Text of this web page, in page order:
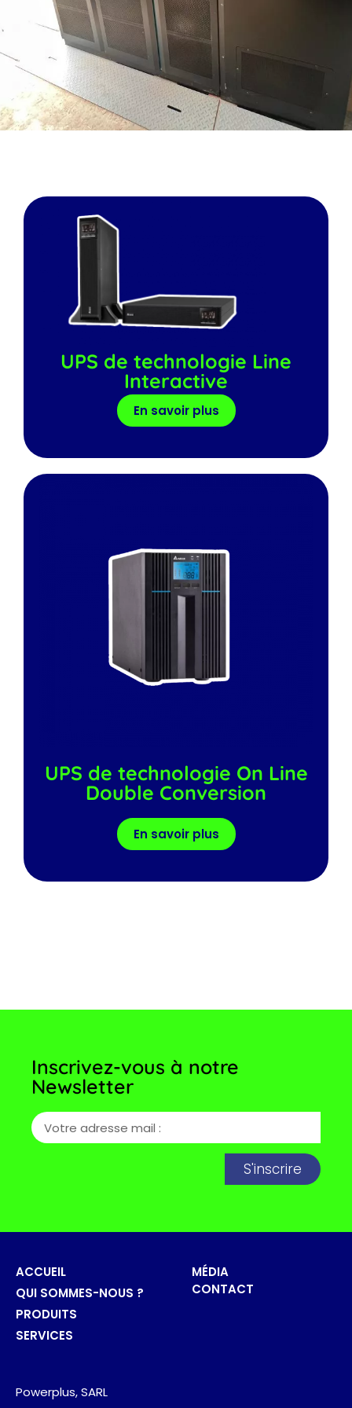
UPS de technologie Line
Interactive
En savoir plus
UPS de technologie On Line
Double Conversion
En savoir plus
Inscrivez-vous à notre
Newsletter
S'inscrire
ACCUEIL
QUI SOMMES-NOUS ?
PRODUITS
SERVICES
MÉDIA
CONTACT
Powerplus, SARL